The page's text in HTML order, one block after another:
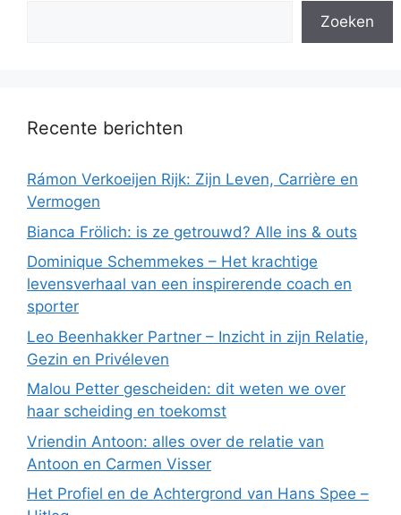
Zoeken
Recente berichten
Rámon Verkoeijen Rijk: Zijn Leven, Carrière en
Vermogen
Bianca Frölich: is ze getrouwd? Alle ins & outs
Dominique Schemmekes – Het krachtige
levensverhaal van een inspirerende coach en
sporter
Leo Beenhakker Partner – Inzicht in zijn Relatie,
Gezin en Privéleven
Malou Petter gescheiden: dit weten we over
haar scheiding en toekomst
Vriendin Antoon: alles over de relatie van
Antoon en Carmen Visser
Het Profiel en de Achtergrond van Hans Spee –